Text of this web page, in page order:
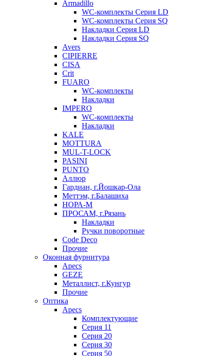
Armadillo
WC-комплекты Серия LD
WC-комплекты Серия SQ
Накладки Серия LD
Накладки Серия SQ
Avers
CIPIERRE
CISA
Crit
FUARO
WC-комплекты
Накладки
IMPERO
WC-комплекты
Накладки
KALE
MOTTURA
MUL-T-LOCK
PASINI
PUNTO
Аллюр
Гардиан, г.Йошкар-Ола
Меттэм, г.Балашиха
НОРА-М
ПРОСАМ, г.Рязань
Накладки
Ручки поворотные
Code Deco
Прочие
Оконная фурнитура
Apecs
GEZE
Металлист, г.Кунгур
Прочие
Оптика
Apecs
Комплектующие
Серия 11
Серия 20
Серия 30
Серия 50